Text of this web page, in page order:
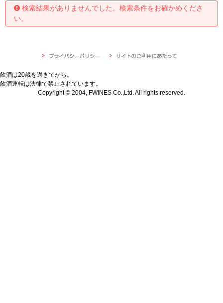
検索結果がありませんでした。検索条件をお確かめくださ
い。
飲酒は20歳を過ぎてから。
飲酒運転は法律で禁止されています。
Copyright © 2004, FWINES Co.,Ltd. All rights reserved.